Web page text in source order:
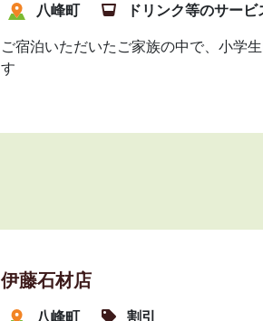
八峰町
ドリンク等のサービ
ご宿泊いただいたご家族の中で、小学
す
伊藤石材店
八峰町 割引